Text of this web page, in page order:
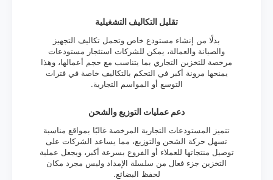
تقليل التكاليف التشغيلية
بدلًا من إنشاء مستودع خاص وتحمل تكاليف التجهيز
والصيانة والعمالة، يمكن للشركات استئجار مستودعات
مرخصة للتخزين التجاري بما يتناسب مع حجم أعمالها، وهذا
يمنحها مرونة أكبر في التحكم بالتكاليف خاصة في فترات
التوسع أو المواسم التجارية.
دعم عمليات التوزيع والشحن
تتميز المستودعات التجارية المرخصة غالبًا بمواقع مناسبة
تسهل حركة الشحن والتوزيع، مما يساعد الشركات على
توصيل منتجاتها للعملاء أو الفروع بسرعة أكبر، ويجعل عملية
التخزين جزء فعال من سلسلة الإمداد وليس مجرد مكان
لحفظ البضائع.